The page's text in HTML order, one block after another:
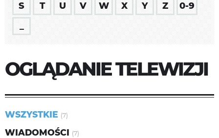
S
T U V W X Y Z
0-9
OGLĄDANIE TELEWIZJI
WSZYSTKIE (7)
WIADOMOŚCI (7)